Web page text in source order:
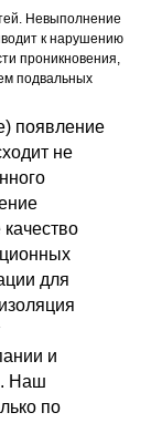
Невыполнение
к нарушению
проникновения,
подвальных
появление
не
для
и
Наш
по